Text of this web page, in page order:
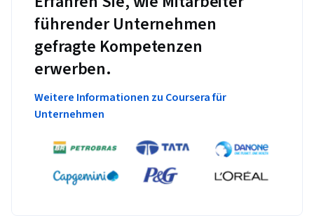
führender Unternehmen
gefragte Kompetenzen
erwerben.
Weitere Informationen zu Coursera für
Unternehmen